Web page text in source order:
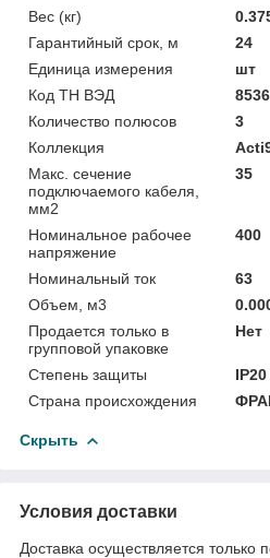
Вес (кг)
Гарантийный срок, м
24
Единица измерения
шт
Код ТН ВЭД
Количество полюсов
3
Коллекция
Макс. сечение
подключаемого кабеля,
мм2
35
Номинальное рабочее
напряжение
400
Номинальный ток
63
Объем, м3
Продается только в
групповой упаковке
Нет
Степень защиты
IP20
Страна происхождения
Скрыть
Условия доставки
Доставка осуществляется только